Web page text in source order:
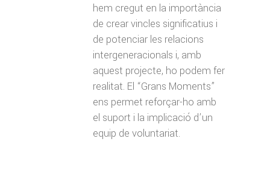
hem cregut en la importància
de crear vincles significatius i
de potenciar les relacions
intergeneracionals i, amb
aquest projecte, ho podem fer
realitat. El “Grans Moments”
ens permet reforçar-ho amb
el suport i la implicació d’un
equip de voluntariat.